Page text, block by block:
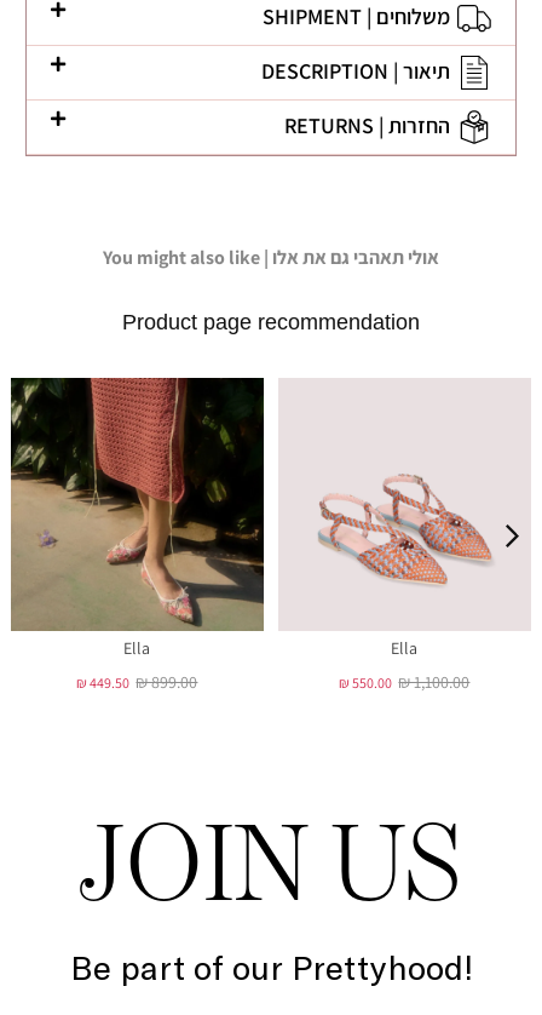
משלוחים | SHIPMENT
תיאור | DESCRIPTION
החזרות | RETURNS
You might also like | אולי תאהבי גם את אלו
Product page recommendation
Ella
₪ 449.50 ₪ 899.00
Ella
₪ 550.00 ₪ 1,100.00
JOIN US
Be part of our Prettyhood!